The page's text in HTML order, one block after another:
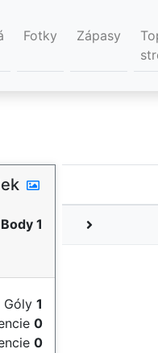
Fotky Zápasy
Body 1
Góly 1
0
0